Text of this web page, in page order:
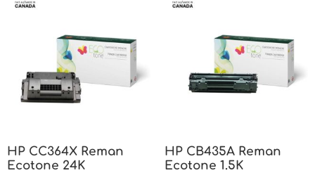
HP CC364X Reman
Ecotone 24K
HP CB435A Reman
Ecotone 1.5K